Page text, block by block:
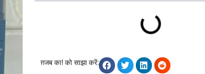
ग़जब का! को साझा करें: